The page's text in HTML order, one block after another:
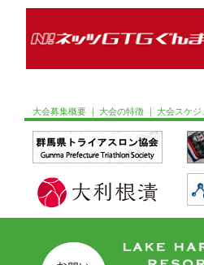
大会募集概要 大会の特徴 大会スケジ